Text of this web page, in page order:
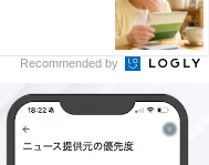
見る
Recommended by